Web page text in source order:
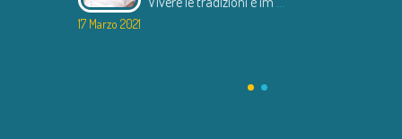
17 Marzo 2021